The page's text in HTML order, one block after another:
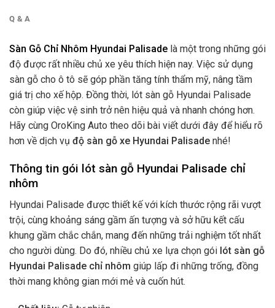
Q & A
Sàn Gỗ Chỉ Nhôm Hyundai Palisade là một trong những gói
độ được rất nhiều chủ xe yêu thích hiện nay. Việc sử dụng
sàn gỗ cho ô tô sẽ góp phần tăng tính thẩm mỹ, nâng tầm
giá trị cho xế hộp. Đồng thời, lót sàn gỗ Hyundai Palisade
còn giúp việc vệ sinh trở nên hiệu quả và nhanh chóng hơn.
Hãy cùng OroKing Auto theo dõi bài viết dưới đây để hiểu rõ
hơn về dịch vụ độ sàn gỗ xe Hyundai Palisade nhé!
Thông tin gói lót sàn gỗ Hyundai Palisade chỉ
nhôm
Hyundai Palisade được thiết kế với kích thước rộng rãi vượt
trội, cùng khoảng sáng gầm ấn tượng và sở hữu kết cấu
khung gầm chắc chắn, mang đến những trải nghiệm tốt nhất
cho người dùng. Do đó, nhiều chủ xe lựa chọn gói lót sàn gỗ
Hyundai Palisade chỉ nhôm giúp lấp đi những trống, đồng
thời mang không gian mới mẻ và cuốn hút.